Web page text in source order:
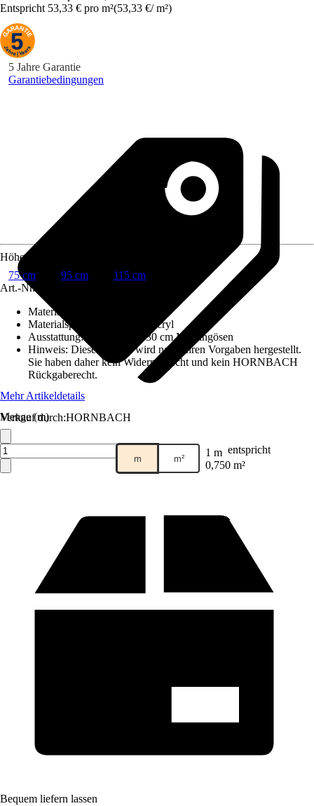
Entspricht 53,33 € pro m²(53,33 €/ m²)
5 Jahre Garantie
Garantiebedingungen
Verkauf durch:HORNBACH
Höhe
75 cm
95 cm
115 cm
Art.-Nr.
Material
Materialspezifizierung
Polyacryl
Ausstattung:
Rundum alle 30 cm Messingösen
Hinweis: Dieser Artikel wird nach Ihren Vorgaben hergestellt.
Sie haben daher kein Widerrufsrecht und kein HORNBACH
Rückgaberecht.
Mehr Artikeldetails
Menge (m)
m m² 1 m entspricht
0,750 m²
Bequem liefern lassen